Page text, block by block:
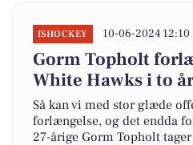
ISHOCKEY 10-06-2024 12:10
Gorm Topholt
White Hawks i to
Så kan vi med stor glæde
forlængelse, og det endda
27-årige Gorm Topholt